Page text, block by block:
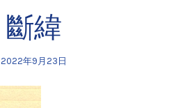
斷緯
2022年9月23日